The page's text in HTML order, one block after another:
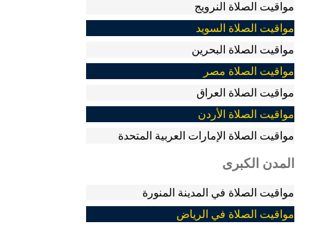
مواقيت الصلاة النرويج
مواقيت الصلاة السويد
مواقيت الصلاة البحرين
مواقيت الصلاة مصر
مواقيت الصلاة العراق
مواقيت الصلاة الأردن
مواقيت الصلاة الإمارات العربية المتحدة
المدن الكبرى
مواقيت الصلاة في المدينة المنورة
مواقيت الصلاة في الرياض